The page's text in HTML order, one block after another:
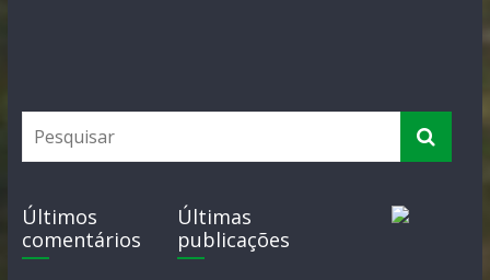
Últimos
comentários
Últimas
publicações